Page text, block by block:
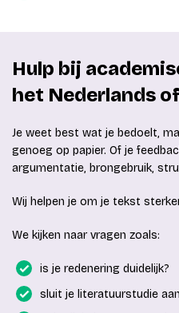
Hulp bij
het Nederlands
Je weet best wat je bedoelt,
genoeg op papier. Of je
argumentatie, brongebruik,
Wij helpen je om je tekst
We kijken naar vragen zoals:
is je redenering duidelijk?
sluit je literatuurstudie